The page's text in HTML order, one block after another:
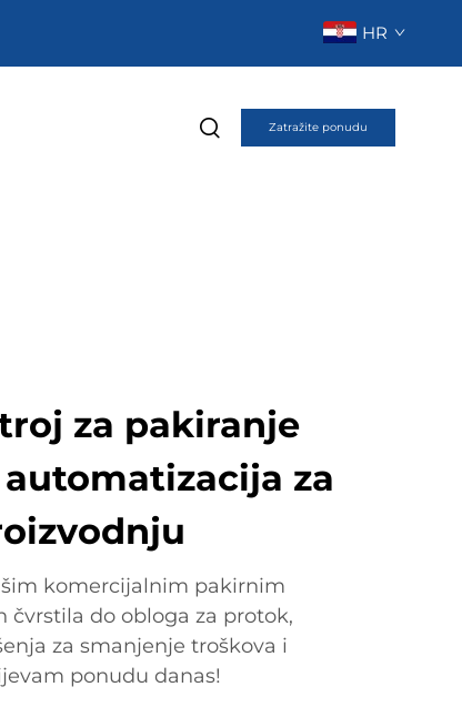
HR
Zatražite ponudu
za pakiranje
za
komercijalnim pakirnim
do obloga za protok,
za smanjenje troškova i
ponudu danas!